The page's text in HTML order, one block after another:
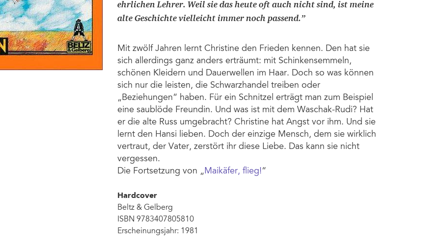
ehrlichen Lehrer. Weil sie das heute oft auch nicht sind, ist meine
alte Geschichte vielleicht immer noch passend.”
Mit zwölf Jahren lernt Christine den Frieden kennen. Den hat sie
sich allerdings ganz anders erträumt: mit Schinkensemmeln,
schönen Kleidern und Dauerwellen im Haar. Doch so was können
sich nur die leisten, die Schwarzhandel treiben oder
„Beziehungen“ haben. Für ein Schnitzel erträgt man zum Beispiel
eine saublöde Freundin. Und was ist mit dem Waschak-Rudi? Hat
er die alte Russ umgebracht? Christine hat Angst vor ihm. Und sie
lernt den Hansi lieben. Doch der einzige Mensch, dem sie wirklich
vertraut, der Vater, zerstört ihr diese Liebe. Das kann sie nicht
vergessen.
Die Fortsetzung von „Maikäfer, flieg!“
Hardcover
Beltz & Gelberg
ISBN 9783407805810
Erscheinungsjahr: 1981